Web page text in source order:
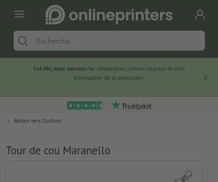
Cet été, nous sommes là :disponibles comme toujours et sans
interruption de la production.
Retour vers Cordons
Tour de cou Maranello